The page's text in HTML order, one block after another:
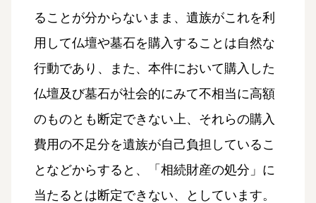
ることが分からないまま、遺族がこれを利
用して仏壇や墓石を購入することは自然な
行動であり、また、本件において購入した
仏壇及び墓石が社会的にみて不相当に高額
のものとも断定できない上、それらの購入
費用の不足分を遺族が自己負担しているこ
となどからすると、「相続財産の処分」に
当たるとは断定できない、としています。